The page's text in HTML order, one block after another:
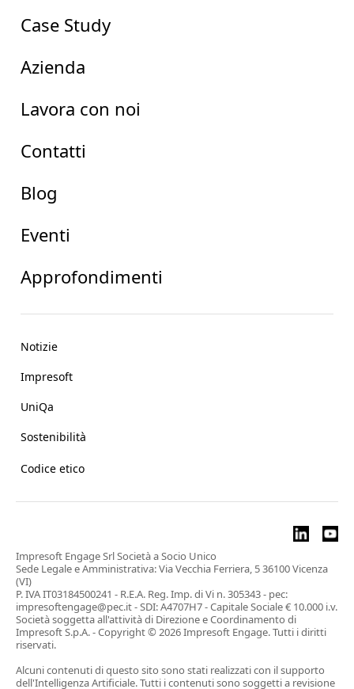
Case Study
Azienda
Lavora con noi
Contatti
Blog
Eventi
Approfondimenti
Notizie
Impresoft
UniQa
Sostenibilità
Codice etico
Impresoft Engage Srl Società a Socio Unico
Sede Legale e Amministrativa: Via Vecchia Ferriera, 5 36100 Vicenza
(VI)
P. IVA IT03184500241 - R.E.A. Reg. Imp. di Vi n. 305343 - pec:
impresoftengage@pec.it - SDI: A4707H7 - Capitale Sociale € 10.000 i.v.
Società soggetta all'attività di Direzione e Coordinamento di
Impresoft S.p.A. - Copyright © 2026 Impresoft Engage. Tutti i diritti
riservati.
Alcuni contenuti di questo sito sono stati realizzati con il supporto
dell'Intelligenza Artificiale. Tutti i contenuti sono soggetti a revisione